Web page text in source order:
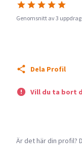
Genomsnitt av 3 uppdrag
Dela Profil
Vill du ta bort
Är det här din profil?